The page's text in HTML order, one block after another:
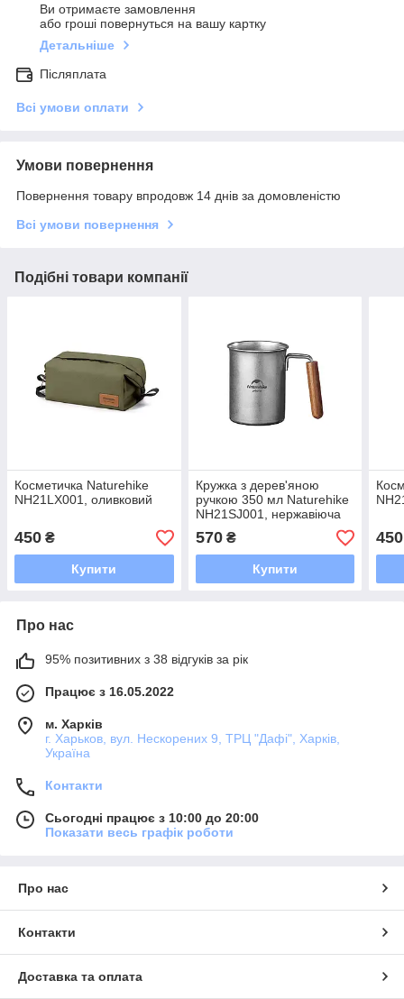
Ви отримаєте замовлення
або гроші повернуться на вашу картку
Детальніше
Післяплата
Всі умови оплати
Умови повернення
Повернення товару впродовж 14 днів за домовленістю
Всі умови повернення
Подібні товари компанії
Косметичка Naturehike
NH21LX001, оливковий
450 ₴
Купити
Кружка з дерев'яною
ручкою 350 мл Naturehike
NH21SJ001, нержавіюча
сталь
570₴
Купити
450
Про нас
95% позитивних з 38 відгуків за рік
Працює з 16.05.2022
м. Харків
г. Харьков, вул. Нескорених 9, ТРЦ "Дафі", Харків,
Україна
Контакти
Сьогодні працює з 10:00 до 20:00
Показати весь графік роботи
Про нас
Контакти
Доставка та оплата